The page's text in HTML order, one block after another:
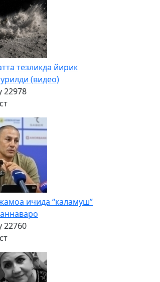
тезликда йирик
(видео)
22978
ичида “каламуш”
22760